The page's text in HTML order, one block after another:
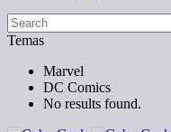
Temas
Marvel
DC Comics
No results found.